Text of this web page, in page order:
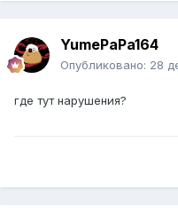
YumePaPa164
Опубликовано: 28
где тут нарушения?